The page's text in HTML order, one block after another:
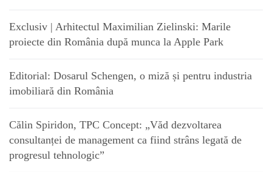
Exclusiv | Arhitectul Maximilian Zielinski: Marile
proiecte din România după munca la Apple Park
Editorial: Dosarul Schengen, o miză și pentru industria
imobiliară din România
Călin Spiridon, TPC Concept: „Văd dezvoltarea
consultanței de management ca fiind strâns legată de
progresul tehnologic”